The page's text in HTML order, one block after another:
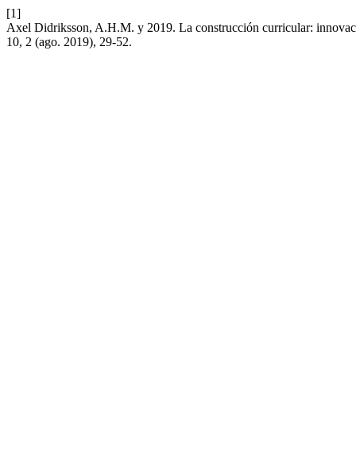
[1]
Axel Didriksson, A.H.M. y 2019. La construcción curricular:
10, 2 (ago. 2019), 29-52.